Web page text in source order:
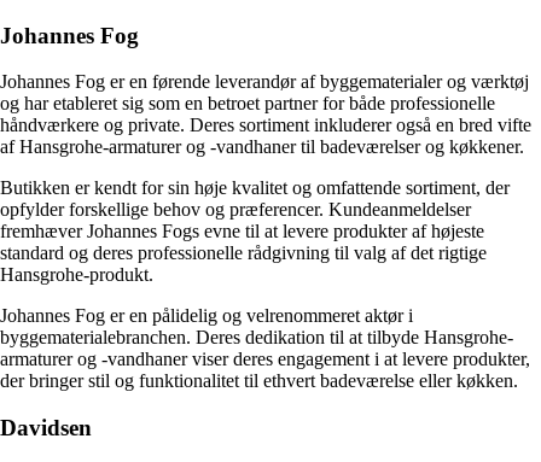
Johannes Fog
Johannes Fog er en førende leverandør af byggematerialer og værktøj
og har etableret sig som en betroet partner for både professionelle
håndværkere og private. Deres sortiment inkluderer også en bred vifte
af Hansgrohe-armaturer og -vandhaner til badeværelser og køkkener.
Butikken er kendt for sin høje kvalitet og omfattende sortiment, der
opfylder forskellige behov og præferencer. Kundeanmeldelser
fremhæver Johannes Fogs evne til at levere produkter af højeste
standard og deres professionelle rådgivning til valg af det rigtige
Hansgrohe-produkt.
Johannes Fog er en pålidelig og velrenommeret aktør i
byggematerialebranchen. Deres dedikation til at tilbyde Hansgrohe-
armaturer og -vandhaner viser deres engagement i at levere produkter,
der bringer stil og funktionalitet til ethvert badeværelse eller køkken.
Davidsen